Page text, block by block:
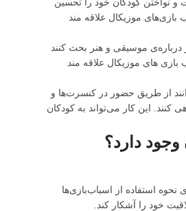
و نواختن کودکان خود را تحسین
بازی‌های موزیکال علاقه مند
موسیقی و هنر بحث کنند
های موزیکال علاقه مند
از طریق حضور در کنسرت‌ها و
کنند. این کار می‌تواند به کودکان
وجود دارد؟
نحوه استفاده از اسباب‌بازی‌ها
خود را آشکار کند.